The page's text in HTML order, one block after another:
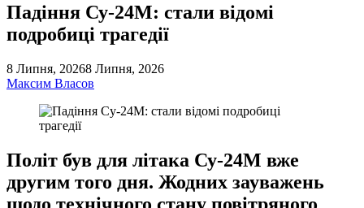
Падіння Су-24М: стали відомі
подробиці трагедії
8 Липня, 20268 Липня, 2026
Максим Власов
Політ був для літака Су-24М вже
другим того дня. Жодних зауважень
щодо технічного стану повітряного